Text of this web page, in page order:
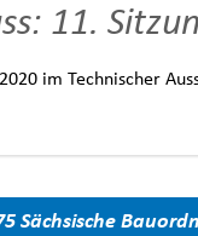
11.
im Technischer
Sächsische